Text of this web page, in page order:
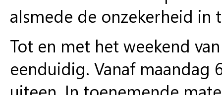
alsmede de onzekerheid in
Tot en met het weekend
eenduidig. Vanaf maandag